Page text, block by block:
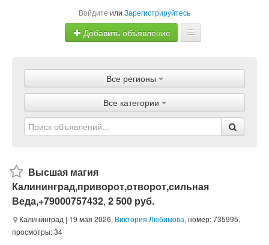
Войдите или Зарегистрируйтесь
Добавить объявление
Объявления
Магазины
Услуги
Все регионы
Все категории
Высшая магия
Калининград,приворот,отворот,сильная
Веда,+79000757432, 2 500 руб.
Калининград | 19 мая 2026, Виктория Любимова, номер: 735995,
просмотры: 34